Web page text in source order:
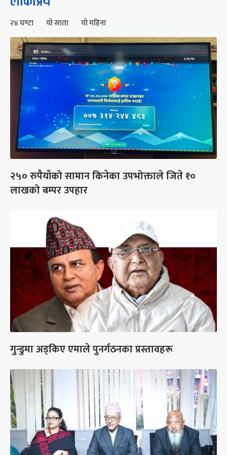
२४ घण्टा यो साता यो महिना
२५० रुपैयाँको सामान किनेका उपभोक्ताले जिते १०
लाखको बम्पर उपहार
गुन्डुमा अड्किए एमाले पुनर्गठनका प्रस्तावहरू